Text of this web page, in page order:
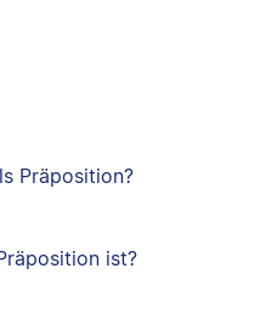
Präposition?
ist?